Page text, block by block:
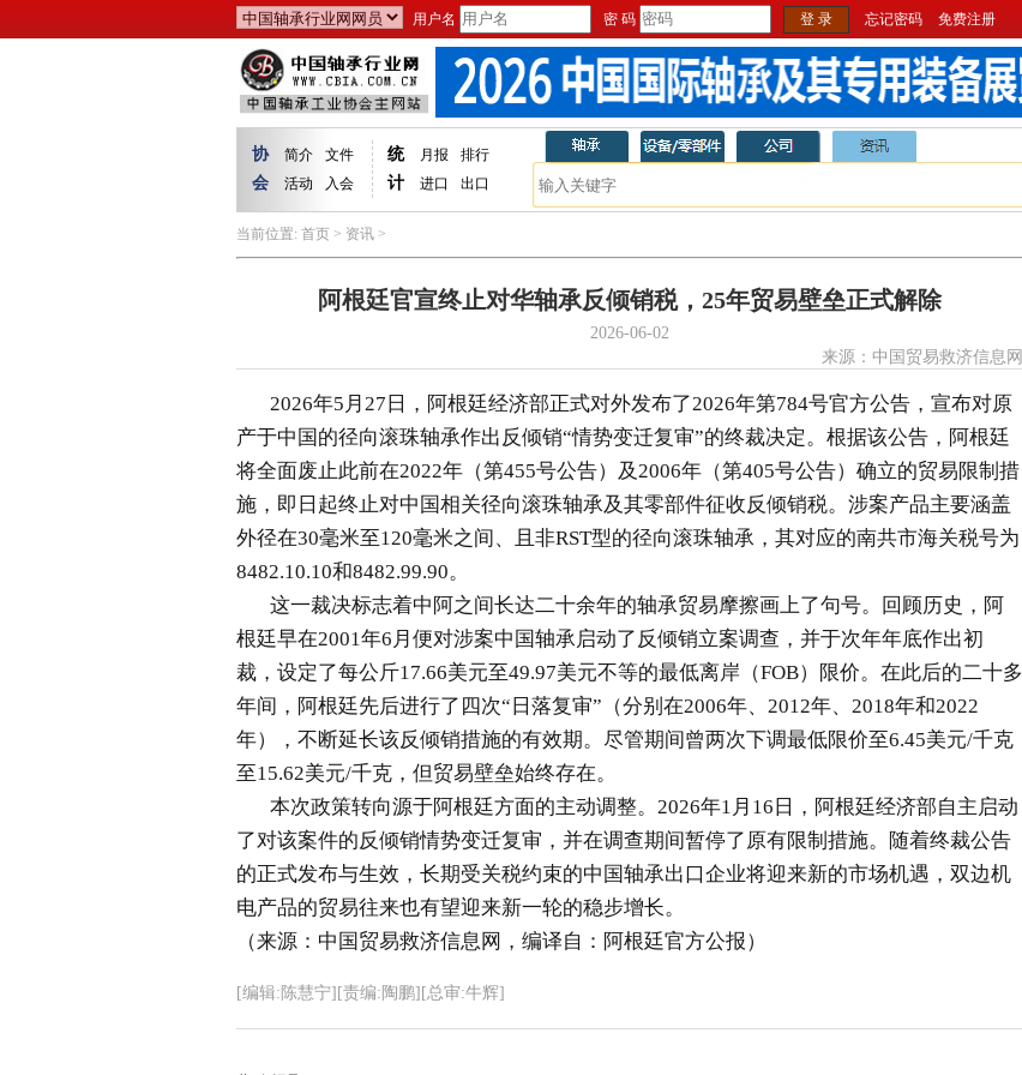
用户名 密 码 登 录 忘记密码 免费注册
协
会
简介
文件
活动
入会
统
计
月报
排行
进口
出口
当前位置: 首页 > 资讯 >
阿根廷官宣终止对华轴承反倾销税，25年贸易壁垒正式解除
2026-06-02
来源：中国贸易救济信息网
2026年5月27日，阿根廷经济部正式对外发布了2026年第784号官方公告，宣布对原
产于中国的径向滚珠轴承作出反倾销“情势变迁复审”的终裁决定。根据该公告，阿根廷
将全面废止此前在2022年（第455号公告）及2006年（第405号公告）确立的贸易限制措
施，即日起终止对中国相关径向滚珠轴承及其零部件征收反倾销税。涉案产品主要涵盖
外径在30毫米至120毫米之间、且非RST型的径向滚珠轴承，其对应的南共市海关税号为
8482.10.10和8482.99.90。
这一裁决标志着中阿之间长达二十余年的轴承贸易摩擦画上了句号。回顾历史，阿
根廷早在2001年6月便对涉案中国轴承启动了反倾销立案调查，并于次年年底作出初
裁，设定了每公斤17.66美元至49.97美元不等的最低离岸（FOB）限价。在此后的二十多
年间，阿根廷先后进行了四次“ 日落复审”（分别在2006年、2012年、2018年和2022
年），不断延长该反倾销措施的有效期。尽管期间曾两次下调最低限价至6.45美元/千克
至15.62美元/千克，但贸易壁垒始终存在。
本次政策转向源于阿根廷方面的主动调整。2026年1月16日，阿根廷经济部自主启动
了对该案件的反倾销情势变迁复审，并在调查期间暂停了原有限制措施。随着终裁公告
的正式发布与生效，长期受关税约束的中国轴承出口企业将迎来新的市场机遇，双边机
电产品的贸易往来也有望迎来新一轮的稳步增长。
（来源：中国贸易救济信息网，编译自：阿根廷官方公报）
[编辑:陈慧宁][责编:陶鹏][总审:牛辉]